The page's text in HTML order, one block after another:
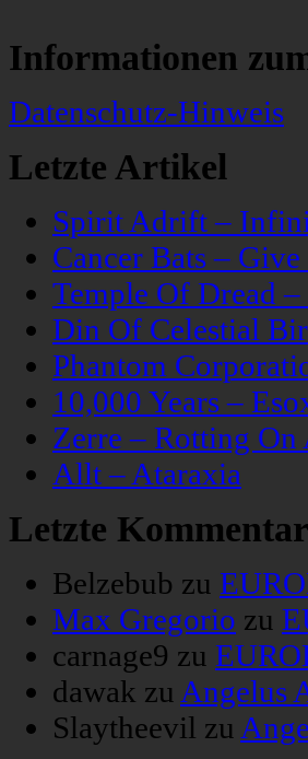
Informationen
Datenschutz-Hinweis
Letzte Artikel
Spirit Adrift –
Cancer Bats –
Temple Of Dread
Din Of Celestial
Phantom
10,000 Years –
Zerre – Rotting On
Allt – Ataraxia
Letzte
Belzebub zu
Max Gregorio zu
carnage9 zu
dawak zu Angelus
Slaytheevil zu